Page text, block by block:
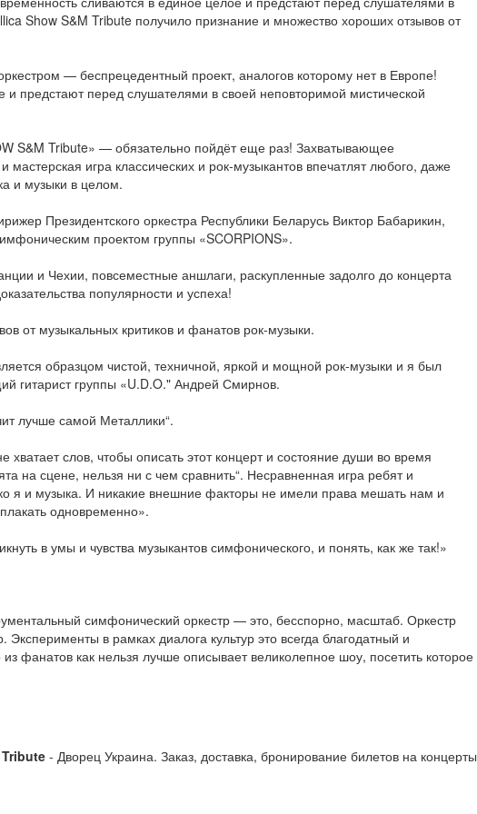
Show S&M Tribute получило признание и множество хороших отзывов от
— беспрецедентный проект, аналогов которому нет в Европе!
предстают перед слушателями в своей неповторимой мистической
S&M Tribute» — обязательно пойдёт еще раз! Захватывающее
игра классических и рок-музыкантов впечатлят любого, даже
и музыки в целом.
Президентского оркестра Республики Беларусь Виктор Бабарикин,
проектом группы «SCORPIONS».
и Чехии, повсеместные аншлаги, раскупленные задолго до концерта
популярности и успеха!
от музыкальных критиков и фанатов рок-музыки.
образцом чистой, техничной, яркой и мощной рок-музыки и я был
гитарист группы «U.D.O." Андрей Смирнов.
лучше самой Металлики“.
слов, чтобы описать этот концерт и состояние души во время
на сцене, нельзя ни с чем сравнить“. Несравненная игра ребят и
я и музыка. И никакие внешние факторы не имели права мешать нам и
одновременно».
в умы и чувства музыкантов симфонического, и понять, как же так!»
симфонический оркестр — это, бесспорно, масштаб. Оркестр
в рамках диалога культур это всегда благодатный и
фанатов как нельзя лучше описывает великолепное шоу, посетить которое
- Дворец Украина. Заказ, доставка, бронирование билетов на концерты